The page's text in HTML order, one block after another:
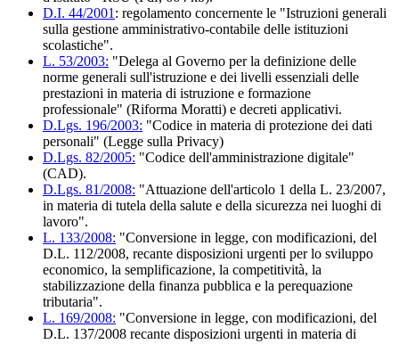
D.I. 44/2001 : regolamento concernente le "Istruzioni generali
sulla gestione amministrativo-contabile delle istituzioni
scolastiche".
L. 53/2003: "Delega al Governo per la definizione delle
norme generali sull'istruzione e dei livelli essenziali delle
prestazioni in materia di istruzione e formazione
professionale" (Riforma Moratti) e decreti applicativi.
D.Lgs. 196/2003: "Codice in materia di protezione dei dati
personali" (Legge sulla Privacy)
D.Lgs. 82/2005: "Codice dell'amministrazione digitale"
(CAD).
D.Lgs. 81/2008: "Attuazione dell'articolo 1 della L. 23/2007,
in materia di tutela della salute e della sicurezza nei luoghi di
lavoro".
L. 133/2008: "Conversione in legge, con modificazioni, del
D.L. 112/2008, recante disposizioni urgenti per lo sviluppo
economico, la semplificazione, la competitività, la
stabilizzazione della finanza pubblica e la perequazione
tributaria".
L. 169/2008: "Conversione in legge, con modificazioni, del
D.L. 137/2008 recante disposizioni urgenti in materia di